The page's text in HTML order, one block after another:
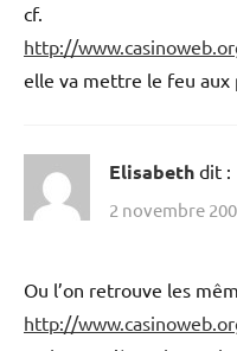
cf.
http://
elle va mettre le feu aux
Elisabeth dit :
2 novembre
Ou l’on retrouve les
http://